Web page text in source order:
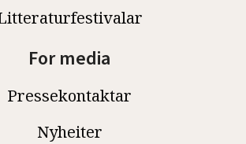
For media
Pressekontaktar
Nyheiter